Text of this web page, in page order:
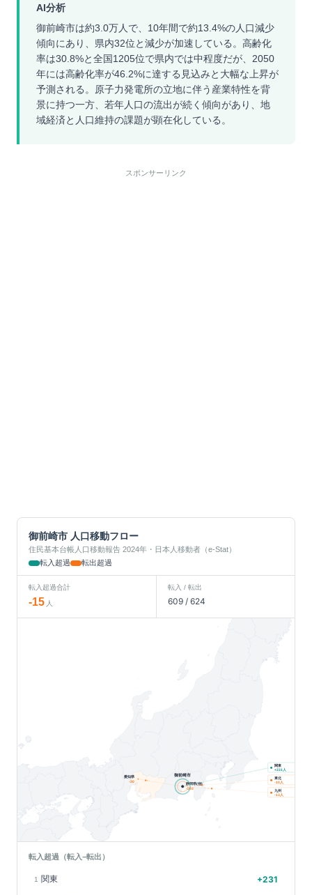
AI分析
御前崎市は約3.0万人で、10年間で約13.4%の人口減少
傾向にあり、県内32位と減少が加速している。高齢化
率は30.8%と全国1205位で県内では中程度だが、2050
年には高齢化率が46.2%に達する見込みと大幅な上昇が
予測される。原子力発電所の立地に伴う産業特性を背
景に持つ一方、若年人口の流出が続く傾向があり、地
域経済と人口維持の課題が顕在化している。
スポンサーリンク
御前崎市 人口移動フロー
住民基本台帳人口移動報告 2024年・日本人移動者（e-Stat）
転入超過
転出超過
転入超過合計
-15 人
転入 / 転出
609/ 624
愛知県
-20
静岡県(他)
-203
御前崎市
関東
+231人
東北
-10人
九州
-13人
転入超過（転入−転出）
1 関東 +231